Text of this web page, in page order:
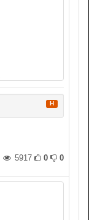
H
5917 0 0